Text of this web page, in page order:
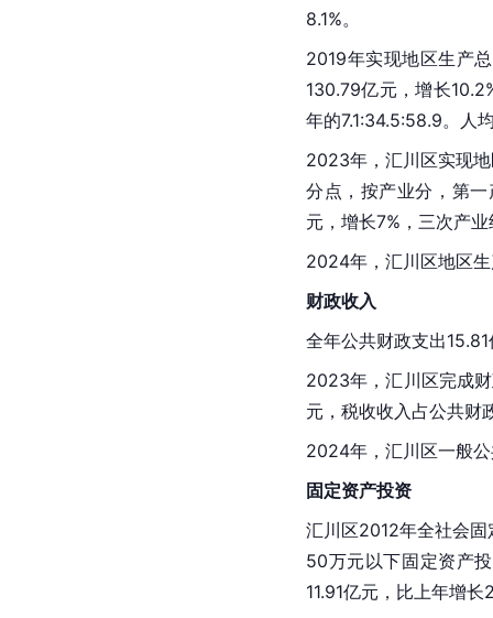
8.1%。
2019年实现地区生产
130.79亿元，增长
年的7.1:34.5:58.9。人
2023年，汇川区实现
分点，按产业分，第
元，增长7%，三次产
2024年，汇川区地区
财政收入
全年公共财政支出
2023年，汇川区完成
元，税收收入占公共财
2024年，汇川区一般
固定资产投资
汇川区2012年全社会
50万元以下固定资产
11.91亿元，比上年增长